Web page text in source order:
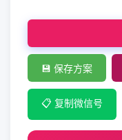
💾 保存方案
📋 复制微信号